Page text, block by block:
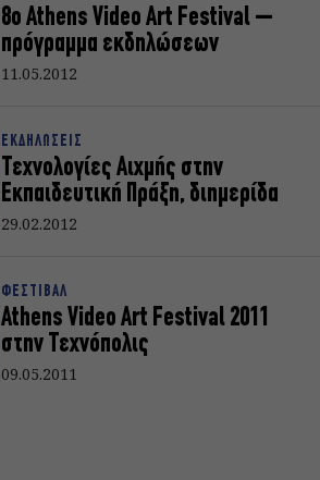
8o Athens Video Art Festival –
πρόγραμμα εκδηλώσεων
11.05.2012
ΕΚΔΗΛΩΣΕΙΣ
Τεχνολογίες Αιχμής στην
Εκπαιδευτική Πράξη, διημερίδα
29.02.2012
ΦΕΣΤΙΒΑΛ
Athens Video Art Festival 2011
στην Τεχνόπολις
09.05.2011